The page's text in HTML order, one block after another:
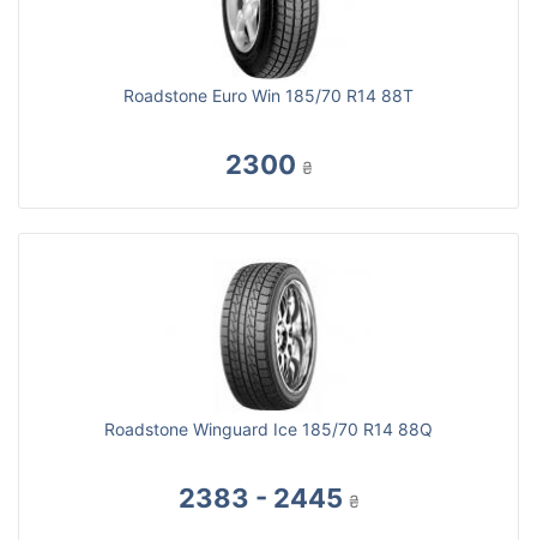
Roadstone Euro Win 185/70 R14 88T
2300 ₴
Roadstone Winguard Ice 185/70 R14 88Q
2383 - 2445 ₴